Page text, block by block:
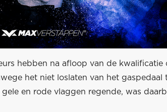
hebben na afloop van de kwalificatie
het niet loslaten van het gaspedaal
en rode vlaggen regende, was